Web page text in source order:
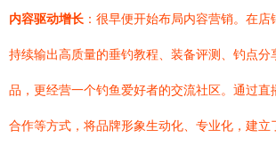
内容驱动增长 ：很早便开始布局内容营销。在店
持续输出高质量的垂钓教程、装备评测、钓点分
品，更经营一个钓鱼爱好者的交流社区。通过直
合作等方式，将品牌形象生动化、专业化，建立